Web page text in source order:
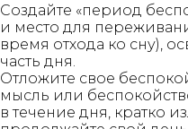
Создайте «период
и место для
время отхода ко сну),
часть дня.
Отложите свое
мысль или
в течение дня, кратко